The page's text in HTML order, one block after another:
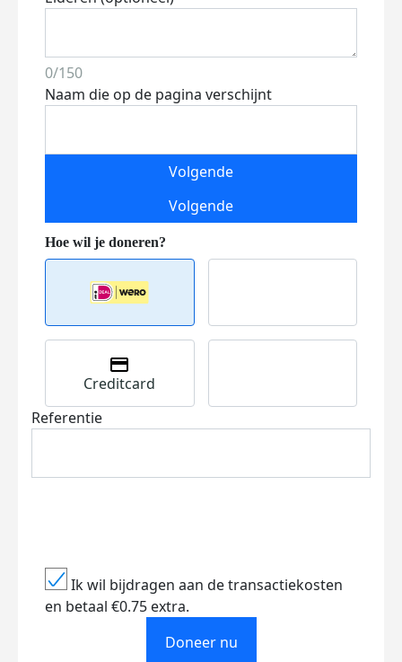
0/150
Naam die op de pagina verschijnt
Volgende
Volgende
Creditcard
Referentie
Ik wil bijdragen aan de transactiekosten
en betaal €0.75 extra.
Doneer nu